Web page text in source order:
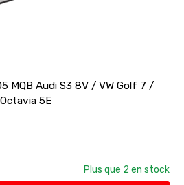
MQB Audi S3 8V / VW Golf 7 /
5E
Plus que 2 en stock